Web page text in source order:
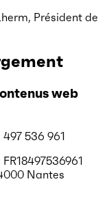
Président de
web
536 961
Nantes